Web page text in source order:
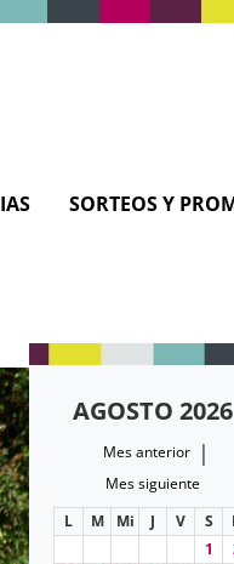
SORTEOS Y
AGOSTO 2026
Mes anterior |
Mes siguiente
L
M Mi J V S
1